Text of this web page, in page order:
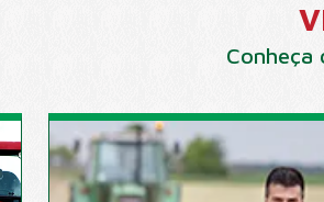
Conheça